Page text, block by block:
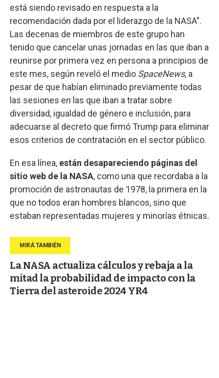
está siendo revisado en respuesta a la
recomendación dada por el liderazgo de la NASA”.
Las decenas de miembros de este grupo han
tenido que cancelar unas jornadas en las que iban a
reunirse por primera vez en persona a principios de
este mes, según reveló el medio SpaceNews, a
pesar de que habían eliminado previamente todas
las sesiones en las que iban a tratar sobre
diversidad, igualdad de género e inclusión, para
adecuarse al decreto que firmó Trump para eliminar
esos criterios de contratación en el sector público.
En esa línea, están desapareciendo páginas del
sitio web de la NASA, como una que recordaba a la
promoción de astronautas de 1978, la primera en la
que no todos eran hombres blancos, sino que
estaban representadas mujeres y minorías étnicas.
La NASA actualiza cálculos y rebaja a la
mitad la probabilidad de impacto con la
Tierra del asteroide 2024 YR4